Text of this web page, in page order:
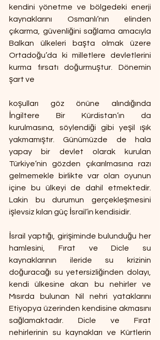
kendini yönetme ve bölgedeki enerji
kaynaklarını Osmanlı’nın elinden
çıkarma, güvenliğini sağlama amacıyla
Balkan ülkeleri başta olmak üzere
Ortadoğu’da ki milletlere devletlerini
kurma fırsatı doğurmuştur. Dönemin
şart ve
koşulları göz önüne alındığında
İngiltere Bir Kürdistan’ın da
kurulmasına, söylendiği gibi yeşil ışık
yakmamıştır. Günümüzde de hala
yapay bir devlet olarak kurulan
Türkiye’nin gözden çıkarılmasına razı
gelmemekle birlikte var olan oyunun
içine bu ülkeyi de dahil etmektedir.
Lakin bu durumun gerçekleşmesini
işlevsiz kılan güç İsrail’in kendisidir.
İsrail yaptığı, girişiminde bulunduğu her
hamlesini, Fırat ve Dicle su
kaynaklarının ileride su krizinin
doğuracağı su yetersizliğinden dolayı,
kendi ülkesine akan bu nehirler ve
Mısırda bulunan Nil nehri yataklarını
Etiyopya üzerinden kendisine akmasını
sağlamaktadır. Dicle ve Fırat
nehirlerinin su kaynakları ve Kürtlerin